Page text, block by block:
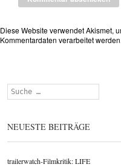
Diese Website verwendet Akismet,
Kommentardaten verarbeitet werden.
Suchen
NEUESTE BEITRÄGE
trailerwatch-Filmkritik: LIFE